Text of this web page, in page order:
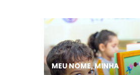
MEU NOME, MINHA